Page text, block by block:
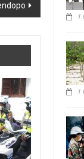
1
1